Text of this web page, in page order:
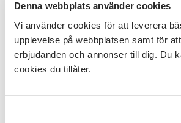
Denna webbplats använder cookies
Vi använder cookies för att leverera
upplevelse på webbplatsen samt för
erbjudanden och annonser till dig. Du
cookies du tillåter.
år.
Mål
Efter avslutad kurs har ni som
traditionell svensk folkdans.
Innehåll
Vi leker och lär oss grunderna i